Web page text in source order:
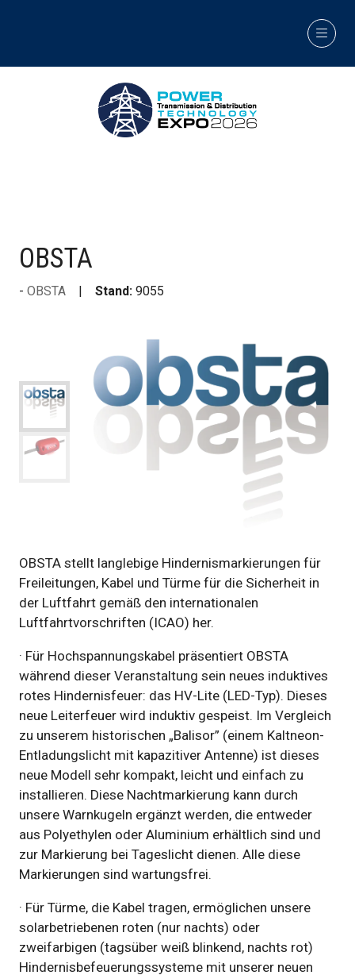
OBSTA
OBSTA Stand: 9055
OBSTA stellt langlebige Hindernismarkierungen für
Freileitungen, Kabel und Türme für die Sicherheit in
der Luftfahrt gemäß den internationalen
Luftfahrtvorschriften (ICAO) her.
· Für Hochspannungskabel präsentiert OBSTA
während dieser Veranstaltung sein neues induktives
rotes Hindernisfeuer: das HV-Lite (LED-Typ). Dieses
neue Leiterfeuer wird induktiv gespeist. Im Vergleich
zu unserem historischen „Balisor” (einem Kaltneon-
Entladungslicht mit kapazitiver Antenne) ist dieses
neue Modell sehr kompakt, leicht und einfach zu
installieren. Diese Nachtmarkierung kann durch
unsere Warnkugeln ergänzt werden, die entweder
aus Polyethylen oder Aluminium erhältlich sind und
zur Markierung bei Tageslicht dienen. Alle diese
Markierungen sind wartungsfrei.
· Für Türme, die Kabel tragen, ermöglichen unsere
solarbetriebenen roten (nur nachts) oder
zweifarbigen (tagsüber weiß blinkend, nachts rot)
Hindernisbefeuerungssysteme mit unserer neuen